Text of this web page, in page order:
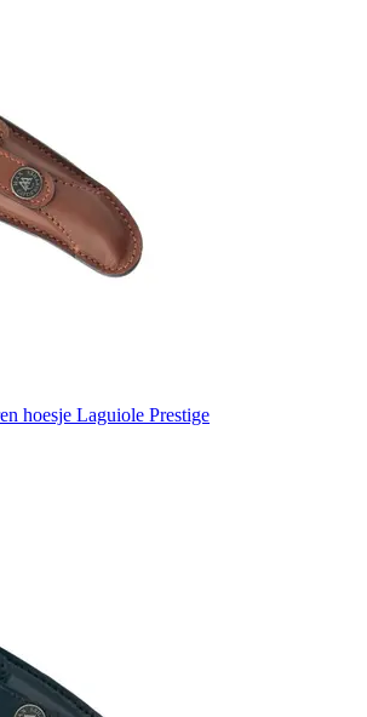
hoesje Laguiole Prestige